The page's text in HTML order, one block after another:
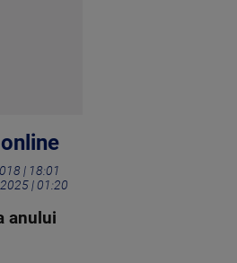
| 18:01
| 01:20
anului